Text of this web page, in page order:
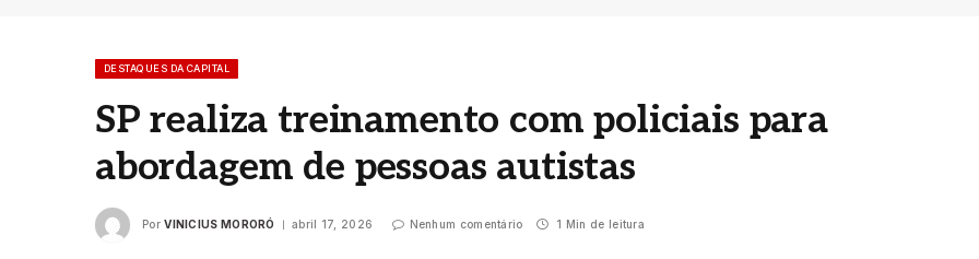
DESTAQUES DA CAPITAL
SP realiza treinamento com policiais para
abordagem de pessoas autistas
Por VINICIUS MORORÓ abril 17, 2026 Nenhum comentário 1 Min de leitura